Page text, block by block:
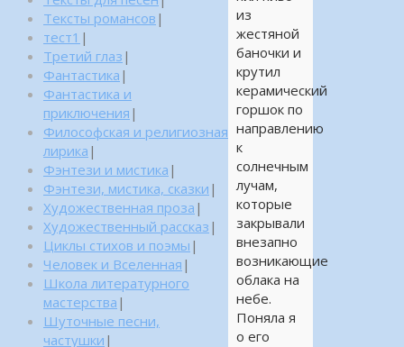
из
жестяной
баночки и
крутил
керамический
горшок по
направлению
к
солнечным
лучам,
которые
закрывали
внезапно
возникающие
облака на
небе.
Поняла я
о его
Тексты романсов |
тест1 |
Третий глаз |
Фантастика |
Фантастика и
приключения |
Философская и религиозная
лирика |
Фэнтези и мистика |
Фэнтези, мистика, сказки |
Художественная проза |
Художественный рассказ |
Циклы стихов и поэмы |
Человек и Вселенная |
Школа литературного
мастерства |
Шуточные песни,
частушки |